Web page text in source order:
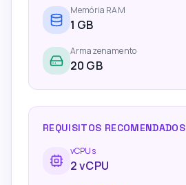
Memória RAM
1 GB
Armazenamento
20 GB
REQUISITOS RECOMENDADOS
vCPUs
2vCPU